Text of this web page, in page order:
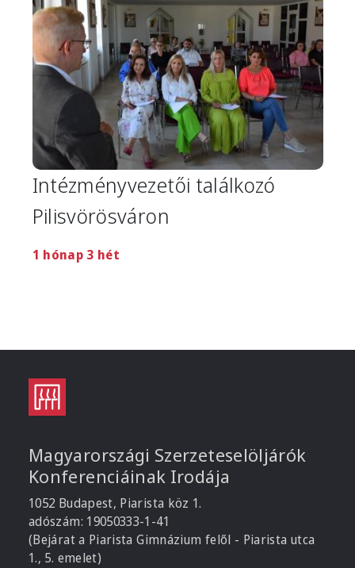
Intézményvezetői találkozó
Pilisvörösváron
1 hónap 3 hét
Magyarországi Szerzeteselöljárók
Konferenciáinak Irodája
1052 Budapest, Piarista köz 1.
adószám: 19050333-1-41
(Bejárat a Piarista Gimnázium felől - Piarista utca
1., 5. emelet)